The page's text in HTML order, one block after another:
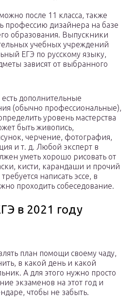
после 11 класса, также
профессию дизайнера на базе
образования. Выпускники
учебных учреждений
ЕГЭ по русскому языку,
зависят от выбранного
есть дополнительные
(обычно профессиональные),
уровень мастерства
быть живопись,
черчение, фотография,
и т. д. Любой эксперт в
уметь хорошо рисовать от
кисти, карандаши и прочий
написать эссе, в
проходить собеседование.
в 2021 году
план помощи своему чаду,
в какой день и какой
А для этого нужно просто
экзаменов на этот год и
чтобы не забыть.